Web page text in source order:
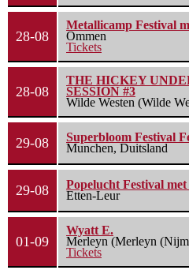
28-08
Metallicamp Festival
Ommen
Tickets
28-08
THE HICKEY
SESSION #3
Wilde Westen (Wilde
29-08
Superbloom Festival
Munchen, Duitsland
29-08
Popelucht Festival met
Etten-Leur
01-09
Wyatt E.
Merleyn (Merleyn
Tickets